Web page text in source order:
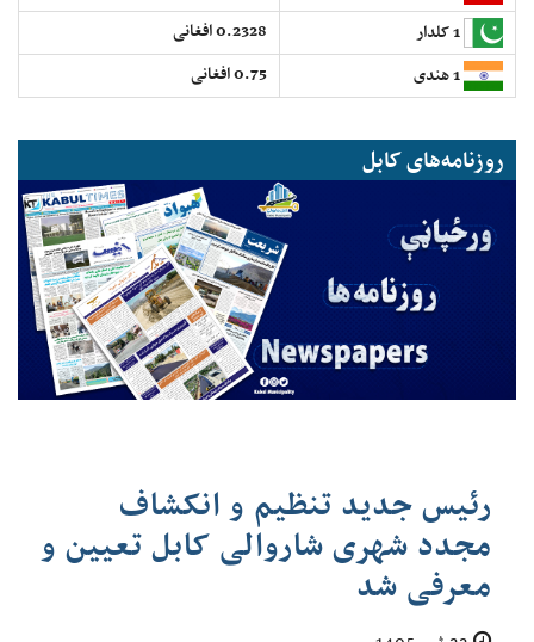
0.2328 افغانی
0.75 افغانی
روزنامه‌های کابل
رئیس جدید تنظیم و انکشاف
مجدد شهری شاروالی کابل تعیین و
معرفی شد